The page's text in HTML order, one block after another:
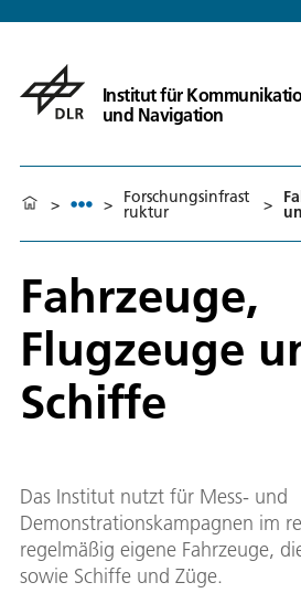
Institut für
und Navigation
> > Forschungsinfrast
ruktur >
Fahrzeuge,
Flugzeuge
Schiffe
Das Institut nutzt für Mess- und
Demonstrationskampagnen im
regelmäßig eigene Fahrzeuge,
sowie Schiffe und Züge.